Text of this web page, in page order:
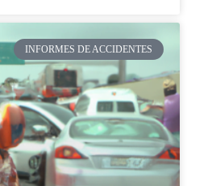
INFORMES DE ACCIDENTES